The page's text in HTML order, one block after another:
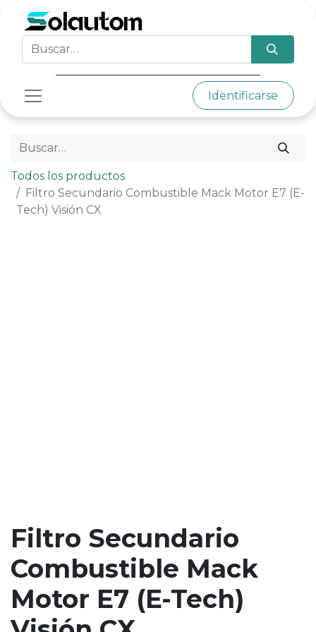
Identificarse
Todos los productos
Filtro Secundario Combustible Mack Motor E7 (E-
Tech) Visión CX
Filtro Secundario
Combustible Mack
Motor E7 (E-Tech)